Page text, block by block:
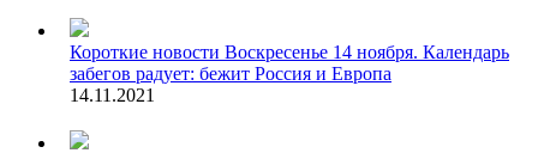
Короткие новости Воскресенье 14 ноября. Календарь
забегов радует: бежит Россия и Европа
14.11.2021